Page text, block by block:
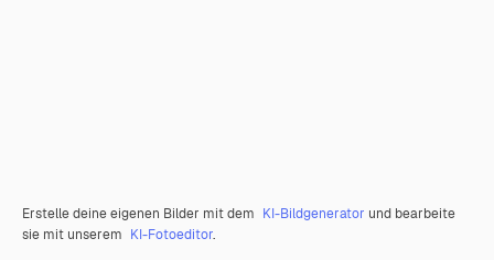
Erstelle deine eigenen Bilder mit dem KI-Bildgenerator und bearbeite
sie mit unserem KI-Fotoeditor.